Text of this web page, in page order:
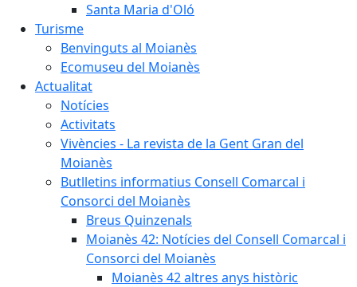
Santa Maria d'Oló
Turisme
Benvinguts al Moianès
Ecomuseu del Moianès
Actualitat
Notícies
Activitats
Vivències - La revista de la Gent Gran del
Moianès
Butlletins informatius Consell Comarcal i
Consorci del Moianès
Breus Quinzenals
Moianès 42: Notícies del Consell Comarcal i
Consorci del Moianès
Moianès 42 altres anys històric